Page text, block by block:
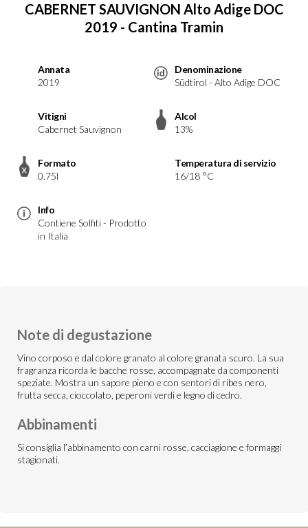
CABERNET SAUVIGNON Alto Adige DOC
2019 - Cantina Tramin
Annata
2019
Denominazione
Südtirol - Alto Adige DOC
Vitigni
Cabernet Sauvignon
Alcol
13%
Formato
0.75l
Temperatura di servizio
16/18 °C
Info
Contiene Solfiti - Prodotto
in Italia
Note di degustazione
Vino corposo e dal colore granato al colore granata scuro. La sua
fragranza ricorda le bacche rosse, accompagnate da componenti
speziate. Mostra un sapore pieno e con sentori di ribes nero,
frutta secca, cioccolato, peperoni verdi e legno di cedro.
Abbinamenti
Si consiglia l’abbinamento con carni rosse, cacciagione e formaggi
stagionati.